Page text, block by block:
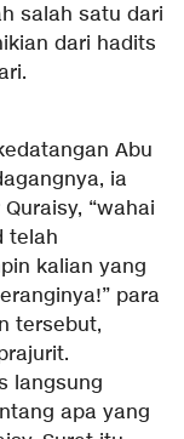
salah satu dari
dari hadits
Abu
ia
“wahai
telah
kalian yang
para
tersebut,
langsung
apa yang